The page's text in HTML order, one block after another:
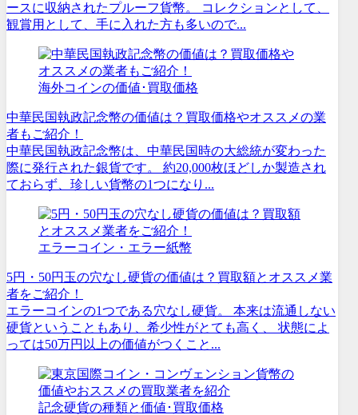
ースに収納されたプルーフ貨幣。 コレクションとして、
観賞用として、手に入れた方も多いので...
海外コインの価値･買取価格
中華民国執政記念幣の価値は？買取価格やオススメの業
者もご紹介！
中華民国執政記念幣は、中華民国時の大総統が変わった
際に発行された銀貨です。 約20,000枚ほどしか製造され
ておらず、珍しい貨幣の1つになり...
エラーコイン・エラー紙幣
5円・50円玉の穴なし硬貨の価値は？買取額とオススメ業
者をご紹介！
エラーコインの1つである穴なし硬貨。 本来は流通しない
硬貨ということもあり、希少性がとても高く、 状態によ
っては50万円以上の価値がつくこと...
記念硬貨の種類と価値･買取価格